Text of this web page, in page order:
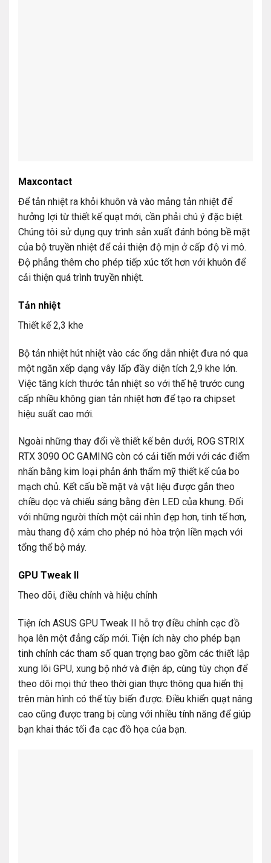
Maxcontact
Để tản nhiệt ra khỏi khuôn và vào mảng tản nhiệt để
hưởng lợi từ thiết kế quạt mới, cần phải chú ý đặc biệt.
Chúng tôi sử dụng quy trình sản xuất đánh bóng bề mặt
của bộ truyền nhiệt để cải thiện độ mịn ở cấp độ vi mô.
Độ phẳng thêm cho phép tiếp xúc tốt hơn với khuôn để
cải thiện quá trình truyền nhiệt.
Tản nhiệt
Thiết kế 2,3 khe
Bộ tản nhiệt hút nhiệt vào các ống dẫn nhiệt đưa nó qua
một ngăn xếp dạng vây lấp đầy diện tích 2,9 khe lớn.
Việc tăng kích thước tản nhiệt so với thế hệ trước cung
cấp nhiều không gian tản nhiệt hơn để tạo ra chipset
hiệu suất cao mới.
Ngoài những thay đổi về thiết kế bên dưới, ROG STRIX
RTX 3090 OC GAMING còn có cải tiến mới với các điểm
nhấn bằng kim loại phản ánh thẩm mỹ thiết kế của bo
mạch chủ. Kết cấu bề mặt và vật liệu được gắn theo
chiều dọc và chiếu sáng bằng đèn LED của khung. Đối
với những người thích một cái nhìn đẹp hơn, tinh tế hơn,
màu thang độ xám cho phép nó hòa trộn liền mạch với
tổng thể bộ máy.
GPU Tweak II
Theo dõi, điều chỉnh và hiệu chỉnh
Tiện ích ASUS GPU Tweak II hỗ trợ điều chỉnh cạc đồ
họa lên một đẳng cấp mới. Tiện ích này cho phép bạn
tinh chỉnh các tham số quan trọng bao gồm các thiết lập
xung lõi GPU, xung bộ nhớ và điện áp, cùng tùy chọn để
theo dõi mọi thứ theo thời gian thực thông qua hiển thị
trên màn hình có thể tùy biến được. Điều khiển quạt nâng
cao cũng được trang bị cùng với nhiều tính năng để giúp
bạn khai thác tối đa cạc đồ họa của bạn.